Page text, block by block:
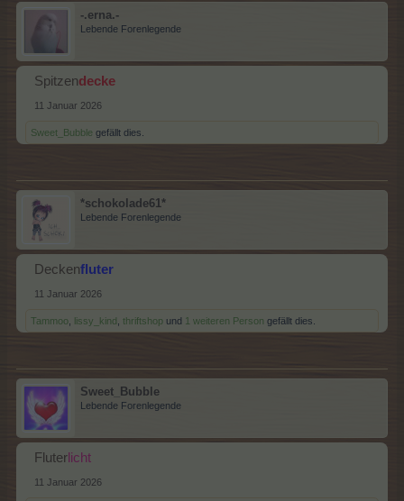
-.erna.-
Lebende Forenlegende
Spitzendecke
11 Januar 2026
Sweet_Bubble gefällt dies.
*schokolade61*
Lebende Forenlegende
Deckenfluter
11 Januar 2026
Tammoo lissy_kind thriftshop und 1 weiteren Person gefällt dies.
Sweet_Bubble
Lebende Forenlegende
Fluter licht
11 Januar 2026